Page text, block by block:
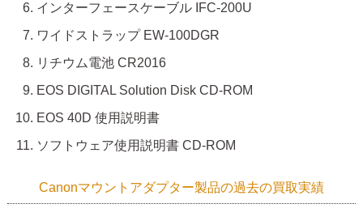
インターフェースケーブル IFC-200U
ワイドストラップ EW-100DGR
リチウム電池 CR2016
EOS DIGITAL Solution Disk CD-ROM
EOS 40D 使用説明書
ソフトウェア使用説明書 CD-ROM
Canonマウントアダプター製品の過去の買取実績